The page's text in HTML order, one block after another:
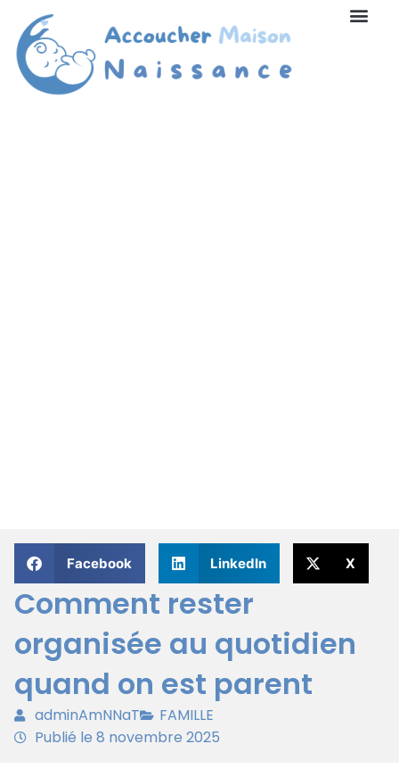
Facebook LinkedIn X
Comment rester
organisée au quotidien
quand on est parent
adminAmNNaT
FAMILLE
Publié le 8 novembre 2025